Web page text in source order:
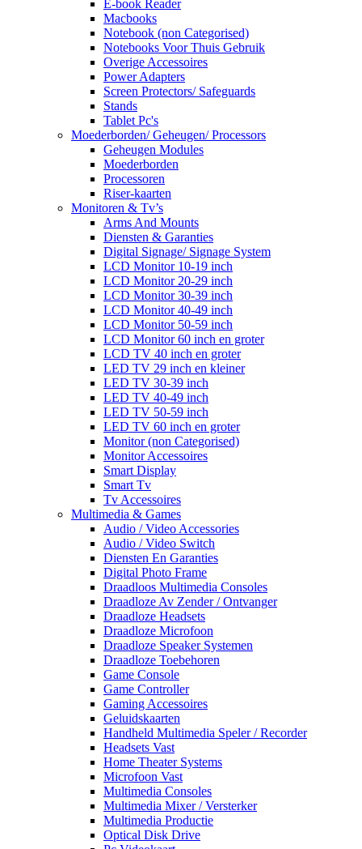
E-book Reader
Macbooks
Notebook (non Categorised)
Notebooks Voor Thuis Gebruik
Overige Accessoires
Power Adapters
Screen Protectors/ Safeguards
Stands
Tablet Pc's
Moederborden/ Geheugen/ Processors
Geheugen Modules
Moederborden
Processoren
Riser-kaarten
Monitoren & Tv’s
Arms And Mounts
Diensten & Garanties
Digital Signage/ Signage System
LCD Monitor 10-19 inch
LCD Monitor 20-29 inch
LCD Monitor 30-39 inch
LCD Monitor 40-49 inch
LCD Monitor 50-59 inch
LCD Monitor 60 inch en groter
LCD TV 40 inch en groter
LED TV 29 inch en kleiner
LED TV 30-39 inch
LED TV 40-49 inch
LED TV 50-59 inch
LED TV 60 inch en groter
Monitor (non Categorised)
Monitor Accessoires
Smart Display
Smart Tv
Tv Accessoires
Multimedia & Games
Audio / Video Accessories
Audio / Video Switch
Diensten En Garanties
Digital Photo Frame
Draadloos Multimedia Consoles
Draadloze Av Zender / Ontvanger
Draadloze Headsets
Draadloze Microfoon
Draadloze Speaker Systemen
Draadloze Toebehoren
Game Console
Game Controller
Gaming Accessoires
Geluidskaarten
Handheld Multimedia Speler / Recorder
Headsets Vast
Home Theater Systems
Microfoon Vast
Multimedia Consoles
Multimedia Mixer / Versterker
Multimedia Productie
Optical Disk Drive